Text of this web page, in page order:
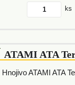
ks
ATAMI ATA
Hnojivo ATAMI ATA